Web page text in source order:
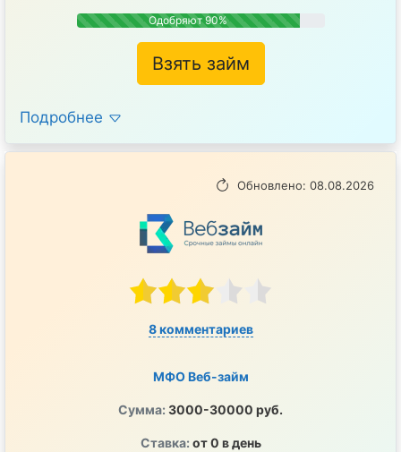
Одобряют 90%
Взять займ
Подробнее
Обновлено: 08.08.2026
8 комментариев
МФО Веб-займ
Сумма: 3000-30000 руб.
Ставка: от 0 в день